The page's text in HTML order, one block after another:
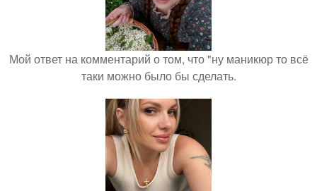
Мой ответ на комментарий о том, что "ну маникюр то всё
таки можно было бы сделать.